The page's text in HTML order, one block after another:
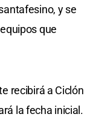
y se
que
recibirá a Ciclón
la fecha inicial.